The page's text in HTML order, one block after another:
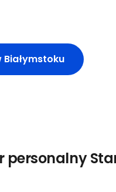
personalny